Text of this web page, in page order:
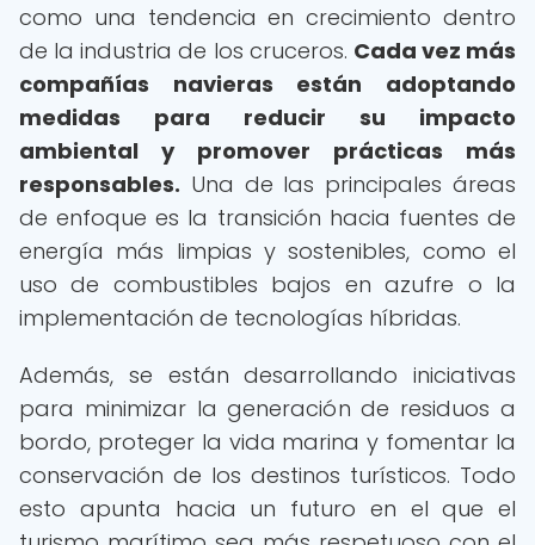
como una tendencia en crecimiento dentro
de la industria de los cruceros. Cada vez más
compañías navieras están adoptando
medidas para reducir su impacto
ambiental y promover prácticas más
responsables. Una de las principales áreas
de enfoque es la transición hacia fuentes de
energía más limpias y sostenibles, como el
uso de combustibles bajos en azufre o la
implementación de tecnologías híbridas.
Además, se están desarrollando iniciativas
para minimizar la generación de residuos a
bordo, proteger la vida marina y fomentar la
conservación de los destinos turísticos. Todo
esto apunta hacia un futuro en el que el